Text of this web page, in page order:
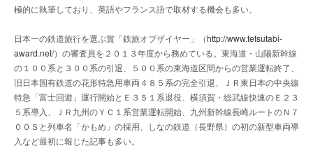
極的に執筆しており、英語やフランス語で取材する機会も多い。
日本一の鉄道旅行を選ぶ賞「鉄旅オブザイヤー」（http://www.tetsutabi-
award.net/）の審査員を２０１３年度から務めている。東海道・山陽新幹線
の１００系と３００系の引退、５００系の東海道区間からの営業運転終了、
旧日本国有鉄道の花形特急用車両４８５系の完全引退、ＪＲ東日本の中央線
特急「富士回遊」運行開始とＥ３５１系退役、横須賀・総武線快速のＥ２３
５系導入、ＪＲ九州のＹＣ１系営業運転開始、九州新幹線長崎ルートのＮ７
００Ｓと列車名「かもめ」の採用、しなの鉄道（長野県）の初の新型車両導
入など最初に報じた記事も多い。